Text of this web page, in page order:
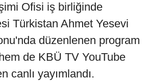
Ofisi iş birliğinde
Türkistan Ahmet Yesevi
düzenlenen program
de KBÜ TV YouTube
canlı yayımlandı.